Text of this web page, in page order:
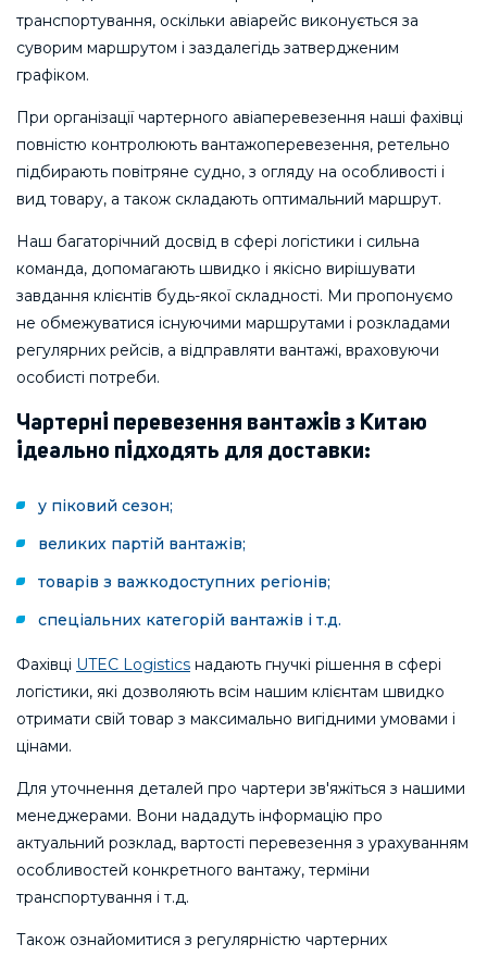
транспортування, оскільки авіарейс виконується за
суворим маршрутом і заздалегідь затвердженим
графіком.
При організації чартерного авіаперевезення наші фахівці
повністю контролюють вантажоперевезення, ретельно
підбирають повітряне судно, з огляду на особливості і
вид товару, а також складають оптимальний маршрут.
Наш багаторічний досвід в сфері логістики і сильна
команда, допомагають швидко і якісно вирішувати
завдання клієнтів будь-якої складності. Ми пропонуємо
не обмежуватися існуючими маршрутами і розкладами
регулярних рейсів, а відправляти вантажі, враховуючи
особисті потреби.
Чартерні перевезення вантажів з Китаю
ідеально підходять для доставки:
у піковий сезон;
великих партій вантажів;
товарів з важкодоступних регіонів;
спеціальних категорій вантажів і т.д.
Фахівці UTEC Logistics надають гнучкі рішення в сфері
логістики, які дозволяють всім нашим клієнтам швидко
отримати свій товар з максимально вигідними умовами і
цінами.
Для уточнення деталей про чартери зв'яжіться з нашими
менеджерами. Вони нададуть інформацію про
актуальний розклад, вартості перевезення з урахуванням
особливостей конкретного вантажу, терміни
транспортування і т.д.
Також ознайомитися з регулярністю чартерних